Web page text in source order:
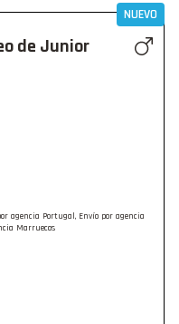
NUEVO
de Junior
agencia Portugal, Envío por agencia
Marruecos